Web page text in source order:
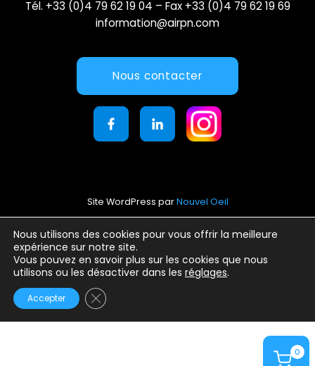
0
Nous utilisons des cookies pour vous offrir la meilleure
expérience sur notre site.
Vous pouvez en savoir plus sur les cookies que nous
utilisons ou les désactiver dans les réglages.
Accepter Fermer la bannière des cookies GDPR
Tél. +33 (0)4 79 62 19 04 – Fax +33 (0)4 79 62 19 69
information@airpn.com
Nous contacter
Site WordPress parNouvel Oeil
Mentions légales
Conditions générales d’utilisation
Politique de confidentialité